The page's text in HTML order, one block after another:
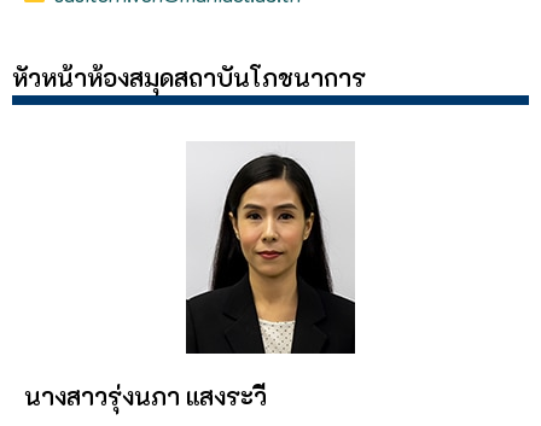
หัวหน้าห้องสมุดสถาบันโภชนาการ
นางสาวรุ่งนภา แสงระวี